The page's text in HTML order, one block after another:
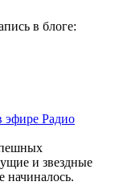
в блоге:
эфире Радио
и звездные
начиналось.